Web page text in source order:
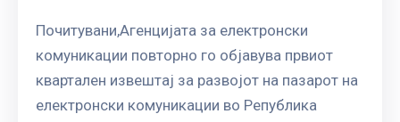
Почитувани,Агенцијата за електронски
комуникации повторно го објавува првиот
квартален извештај за развојот на пазарот на
електронски комуникации во Република